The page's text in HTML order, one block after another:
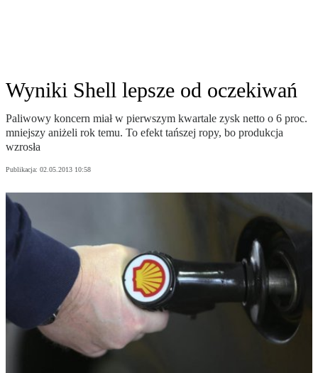
Wyniki Shell lepsze od oczekiwań
Paliwowy koncern miał w pierwszym kwartale zysk netto o 6 proc.
mniejszy aniżeli rok temu. To efekt tańszej ropy, bo produkcja
wzrosła
Publikacja: 02.05.2013 10:58